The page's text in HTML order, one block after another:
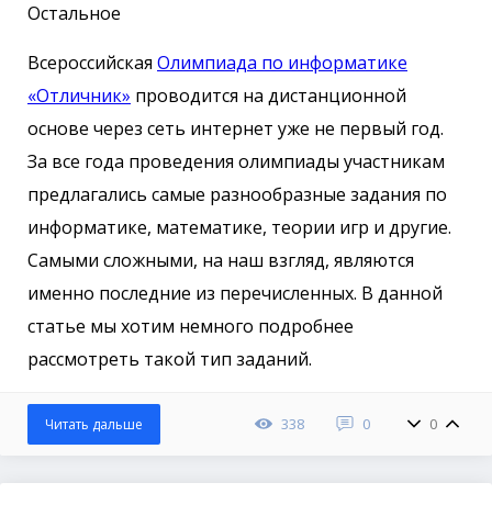
Остальное
Всероссийская Олимпиада по информатике
«Отличник» проводится на дистанционной
основе через сеть интернет уже не первый год.
За все года проведения олимпиады участникам
предлагались самые разнообразные задания по
информатике, математике, теории игр и другие.
Самыми сложными, на наш взгляд, являются
именно последние из перечисленных. В данной
статье мы хотим немного подробнее
рассмотреть такой тип заданий.
338 0 0
Читать дальше